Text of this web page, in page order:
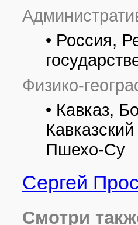
• Россия,
Физико-
• Кавказ,
Пшехо-Су
Сергей
Смотри